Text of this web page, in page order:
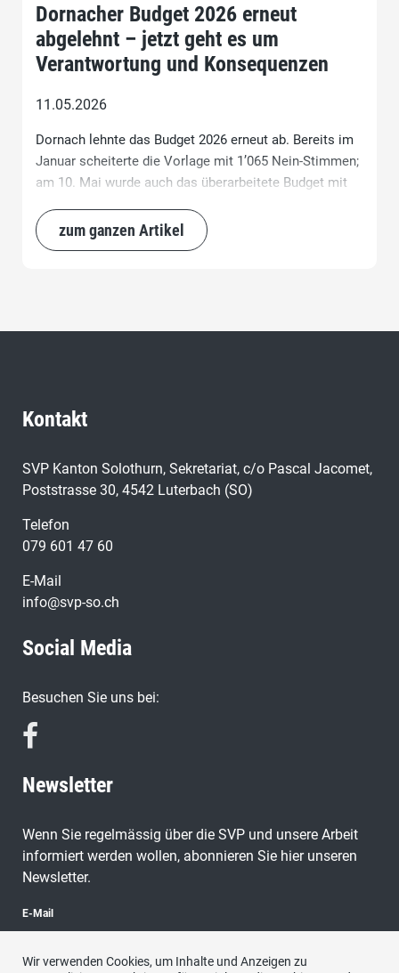
Dornacher Budget 2026 erneut
abgelehnt – jetzt geht es um
Verantwortung und Konsequenzen
11.05.2026
Dornach lehnte das Budget 2026 erneut ab. Bereits im
Januar scheiterte die Vorlage mit 1’065 Nein-Stimmen;
am 10. Mai wurde auch das überarbeitete Budget mit
verworfen. Die politische Tatsache ist eindeutig:
Dornach sagte zweimal Nein.
zum ganzen Artikel
Kontakt
SVP Kanton Solothurn, Sekretariat, c/o Pascal Jacomet,
Poststrasse 30, 4542 Luterbach (SO)
Telefon
079 601 47 60
E-Mail
info@svp-so.ch
Social Media
Besuchen Sie uns bei:
Newsletter
Wenn Sie regelmässig über die SVP und unsere Arbeit
informiert werden wollen, abonnieren Sie hier unseren
Newsletter.
E-Mail
Wir verwenden Cookies, um Inhalte und Anzeigen zu